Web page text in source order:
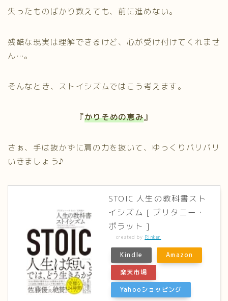
失ったものばかり数えても、前に進めない。
残酷な現実は理解できるけど、心が受け付けてくれませ
ん…。
そんなとき、ストイシズムではこう考えます。
『かりそめの恵み』
さぁ、手は抜かずに肩の力を抜いて、ゆっくりバリバリ
いきましょう♪
STOIC 人生の教科書スト
イシズム [ ブリタニー・
ポラット ]
created by Rinker
Kindle
Amazon
楽天市場
Yahooショッピング